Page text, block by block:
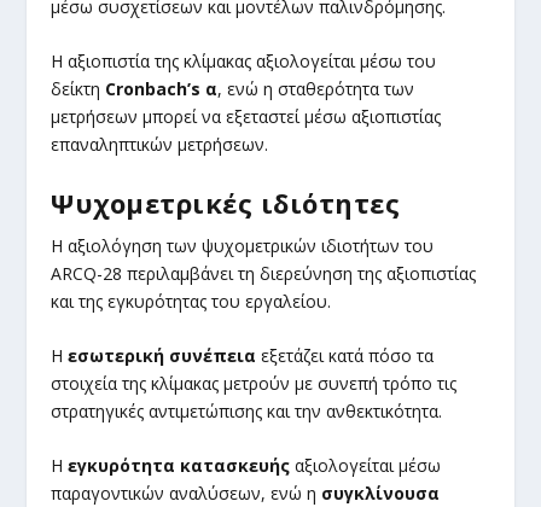
μέσω συσχετίσεων και μοντέλων παλινδρόμησης.
Η αξιοπιστία της κλίμακας αξιολογείται μέσω του
δείκτη Cronbach’s α, ενώ η σταθερότητα των
μετρήσεων μπορεί να εξεταστεί μέσω αξιοπιστίας
επαναληπτικών μετρήσεων.
Ψυχομετρικές ιδιότητες
Η αξιολόγηση των ψυχομετρικών ιδιοτήτων του
ARCQ-28 περιλαμβάνει τη διερεύνηση της αξιοπιστίας
και της εγκυρότητας του εργαλείου.
Ηεσωτερική συνέπεια εξετάζει κατά πόσο τα
στοιχεία της κλίμακας μετρούν με συνεπή τρόπο τις
στρατηγικές αντιμετώπισης και την ανθεκτικότητα.
Ηεγκυρότητα κατασκευής αξιολογείται μέσω
παραγοντικών αναλύσεων, ενώ η συγκλίνουσα